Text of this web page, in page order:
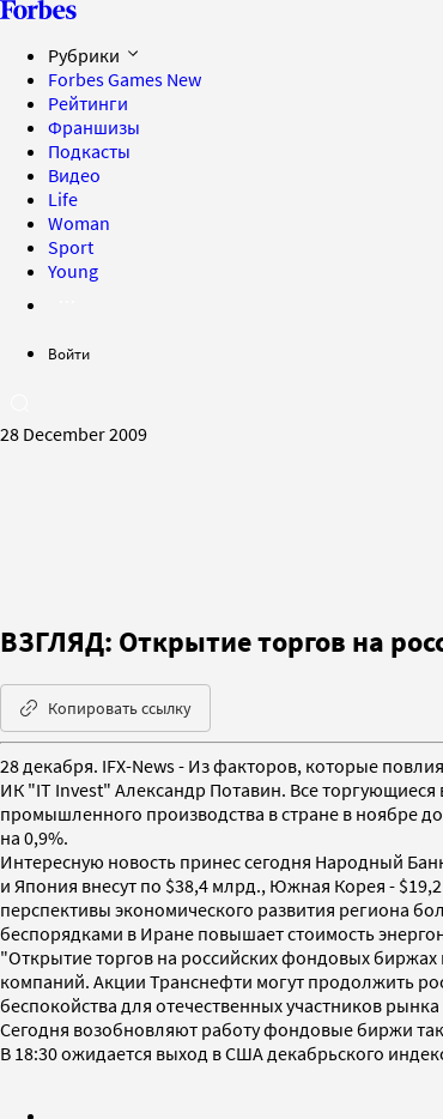
Рубрики
Forbes Games New
Рейтинги
Франшизы
Подкасты
Видео
Life
Woman
Sport
Young
Войти
28 December 2009
ВЗГЛЯД: Открытие торгов на
Копировать ссылку
28 декабря. IFX-News - Из факторов, которые
ИК "IT Invest" Александр Потавин. Все
промышленного производства в стране в ноябре
на 0,9%.
Интересную новость принес сегодня Народный
и Япония внесут по $38,4 млрд., Южная Корея -
перспективы экономического развития региона
беспорядками в Иране повышает стоимость
"Открытие торгов на российских фондовых
компаний. Акции Транснефти могут продолжить
беспокойства для отечественных участников
Сегодня возобновляют работу фондовые биржи
В 18:30 ожидается выход в США декабрьского